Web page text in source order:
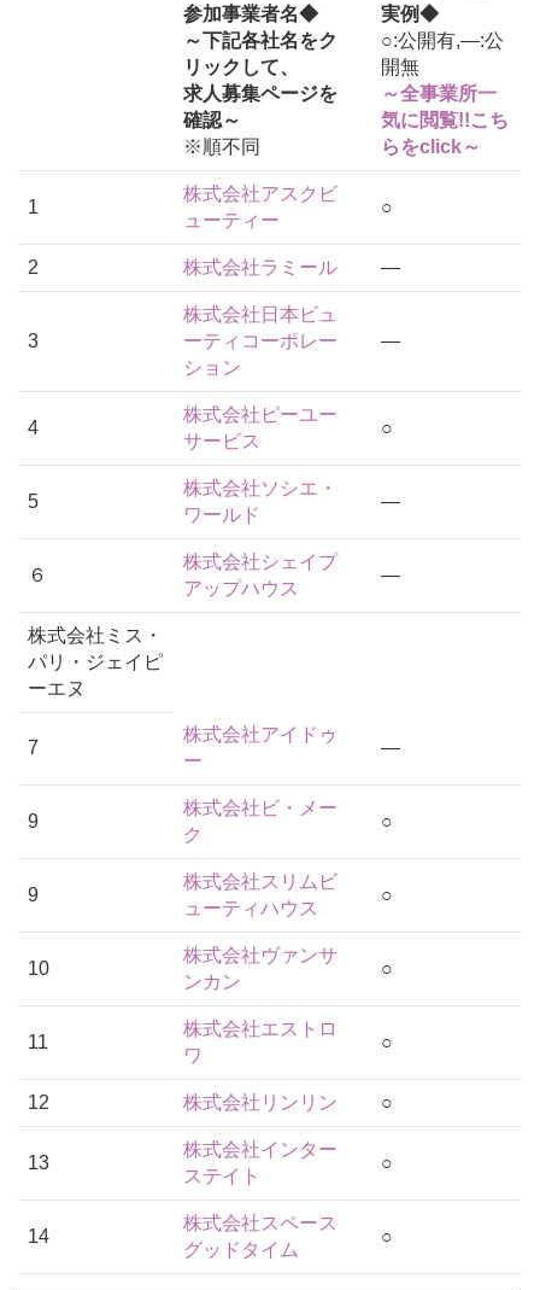
参加事業者名◆
～下記各社名をク
リックして、
求人募集ページを
確認～
※順不同
実例◆
○:公開有,―:公
開無
～全事業所一
気に閲覧!!こち
らをclick～
1
株式会社アスクビ
ューティー
○
2 株式会社ラミール ―
3
株式会社日本ビュ
ーティコーポレー
ション
―
4
株式会社ピーユー
サービス
○
5
株式会社ソシエ・
ワールド
―
６
株式会社シェイプ
アップハウス
―
株式会社ミス・
パリ・ジェイピ
ーエヌ
7
株式会社アイドゥ
ー
―
9
株式会社ビ・メー
ク
○
9
株式会社スリムビ
ューティハウス
○
10
株式会社ヴァンサ
ンカン
○
11
株式会社エストロ
ワ
○
12 株式会社リンリン ○
13
株式会社インター
ステイト
○
14
株式会社スペース
グッドタイム
○